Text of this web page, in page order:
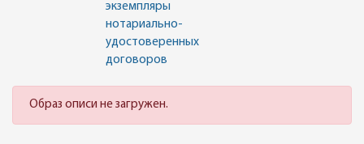
экземпляры
нотариально-
удостоверенных
договоров
Образ описи не загружен.